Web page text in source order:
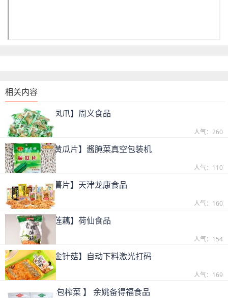
相关内容
【客户案例：凤爪】周义食品
2019-09-25 人气：260
【案例实拍：黄瓜片】酱腌菜真空包装机
2019-09-25 人气：110
【客户案例：薯片】天津龙康食品
2019-09-25 人气：160
【客户案例：莲藕】荷仙食品
2019-09-25 人气：154
【客户案例：金针菇】自动下料激光打码
2019-09-25 人气：169
【客户实拍-小包榨菜 】 余姚备得福食品